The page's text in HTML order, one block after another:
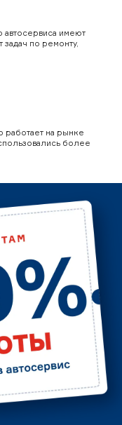
автосервиса имеют
по ремонту,
работает на рынке
более